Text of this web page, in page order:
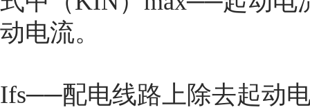
动电流。
Ifs──配电线路上除去起动